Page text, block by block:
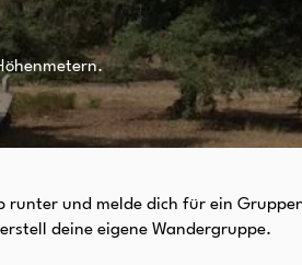
und melde dich für ein
deine eigene Wandergruppe.